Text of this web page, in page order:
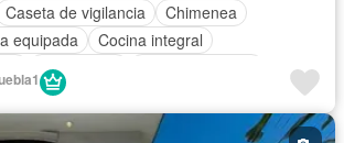
Caseta de vigilancia
Chimenea
equipada
Cocina integral
Electricidad
con closet Sin amueblar